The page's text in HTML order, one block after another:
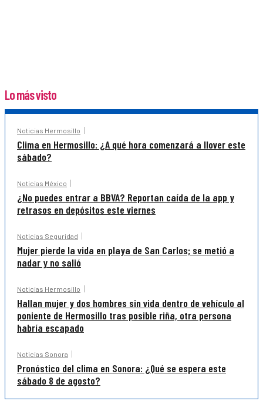
Lo más visto
Noticias Hermosillo
Clima en Hermosillo: ¿A qué hora comenzará a llover este
sábado?
Noticias México
¿No puedes entrar a BBVA? Reportan caída de la app y
retrasos en depósitos este viernes
Noticias Seguridad
Mujer pierde la vida en playa de San Carlos; se metió a
nadar y no salió
Noticias Hermosillo
Hallan mujer y dos hombres sin vida dentro de vehículo al
poniente de Hermosillo tras posible riña, otra persona
habría escapado
Noticias Sonora
Pronóstico del clima en Sonora: ¿Qué se espera este
sábado 8 de agosto?